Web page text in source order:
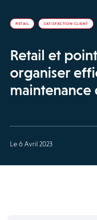
RETAIL SATISFACTION CLIENT
Retail et
organiser
Le 6 Avril 2023